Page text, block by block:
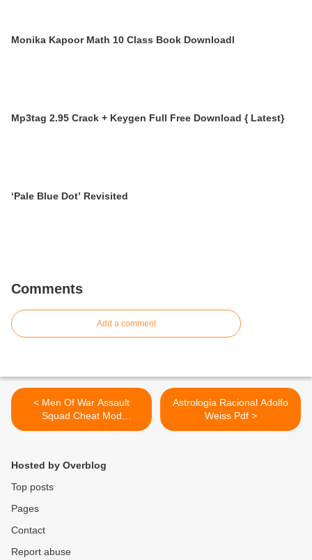
Monika Kapoor Math 10 Class Book Downloadl
Mp3tag 2.95 Crack + Keygen Full Free Download { Latest}
‘Pale Blue Dot’ Revisited
Comments
Add a comment
< Men Of War Assault
Squad Cheat Mod
Download
Astrologia Racional Adolfo
Weiss Pdf >
Hosted by Overblog
Top posts
Pages
Contact
Report abuse